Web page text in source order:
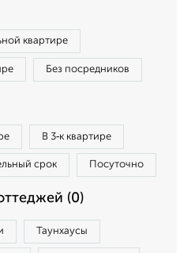
квартире
Без посредников
В 3‑к квартире
срок Посуточно
(0)
Таунхаусы